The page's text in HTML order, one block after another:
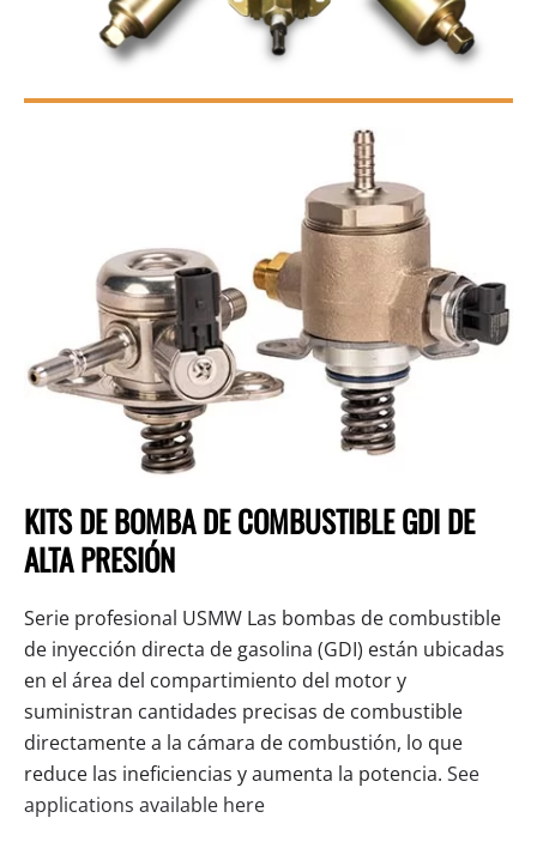
KITS DE BOMBA DE COMBUSTIBLE GDI DE
ALTA PRESIÓN
Serie profesional USMW Las bombas de combustible
de inyección directa de gasolina (GDI) están ubicadas
en el área del compartimiento del motor y
suministran cantidades precisas de combustible
directamente a la cámara de combustión, lo que
reduce las ineficiencias y aumenta la potencia. See
applications available here